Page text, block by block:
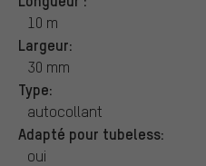
10 m
Largeur:
30 mm
Type:
autocollant
Adapté pour tubeless:
oui